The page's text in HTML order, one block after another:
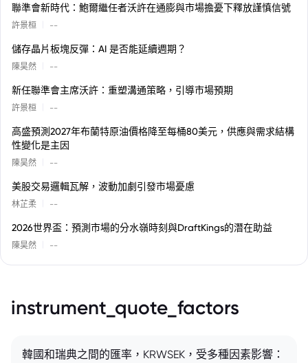
聯準會新時代：鮑爾繼任者沃許在通膨與市場擔憂下釋放謹慎信號
許景桓 --
儲存晶片板塊反彈：AI 是否能延續週期？
陳昊然 --
新任聯準會主席沃許：重塑溝通策略，引導市場預期
許景桓 --
高盛預測2027年布蘭特原油價格降至每桶80美元，供應與需求結構
性變化是主因
陳昊然 --
美股交易邏輯瓦解，波動加劇引發市場憂慮
林芷柔 --
2026世界盃：預測市場的分水嶺時刻與DraftKings的潛在助益
陳昊然 --
instrument_quote_factors
韓國和瑞典之間的匯率，KRWSEK，受多種因素影響：